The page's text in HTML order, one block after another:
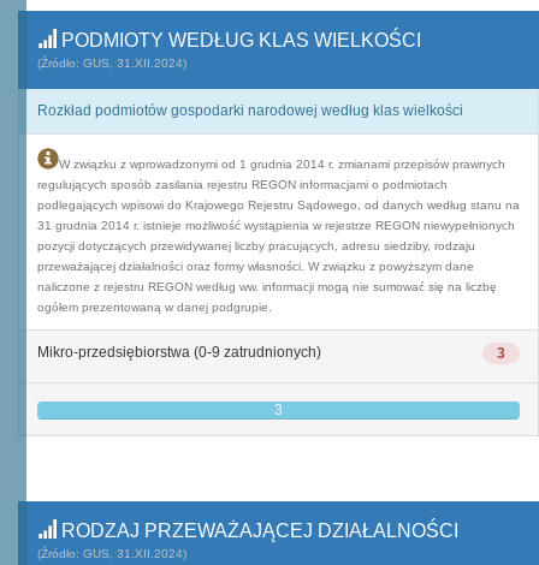
PODMIOTY WEDŁUG KLAS WIELKOŚCI
(Źródło: GUS, 31.XII.2024)
Rozkład podmiotów gospodarki narodowej według klas wielkości
W związku z wprowadzonymi od 1 grudnia 2014 r. zmianami przepisów prawnych
regulujących sposób zasilania rejestru REGON informacjami o podmiotach
podlegających wpisowi do Krajowego Rejestru Sądowego, od danych według stanu na
31 grudnia 2014 r. istnieje możliwość wystąpienia w rejestrze REGON niewypełnionych
pozycji dotyczących przewidywanej liczby pracujących, adresu siedziby, rodzaju
przeważającej działalności oraz formy własności. W związku z powyższym dane
naliczone z rejestru REGON według ww. informacji mogą nie sumować się na liczbę
ogółem prezentowaną w danej podgrupie.
3
Mikro-przedsiębiorstwa (0-9 zatrudnionych)
3
RODZAJ PRZEWAŻAJĄCEJ DZIAŁALNOŚCI
(Źródło: GUS, 31.XII.2024)